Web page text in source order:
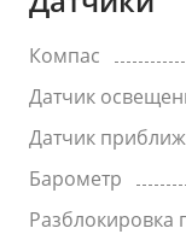
Компас
Датчик
Датчик
Барометр
Разблокировка